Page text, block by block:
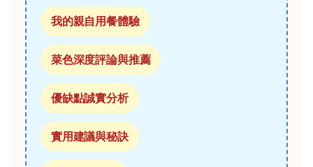
我的親自用餐體驗
菜色深度評論與推薦
優缺點誠實分析
實用建議與秘訣